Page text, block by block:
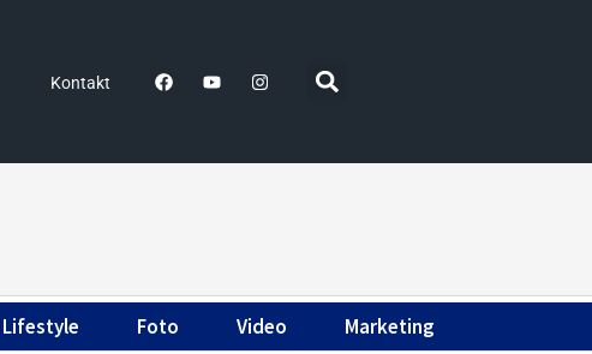
Kontakt
Lifestyle Foto Video Marketing